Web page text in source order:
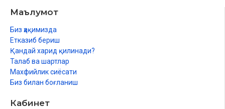
Маълумот
Биз ҳақимизда
Етказиб бериш
Қандай харид қилинади?
Талаб ва шартлар
Махфийлик сиёсати
Биз билан боғланиш
Кабинет